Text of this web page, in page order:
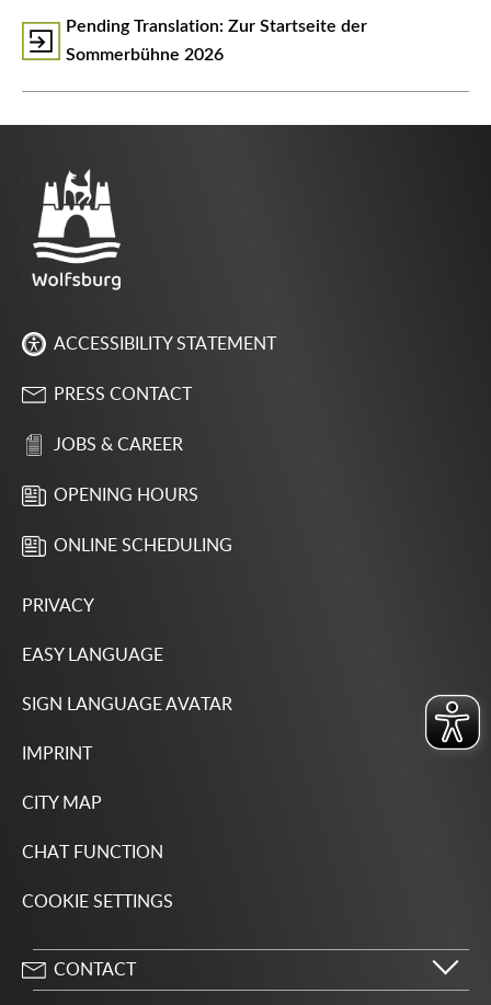
᠎Pending Translation: Zur Startseite der
Sommerbühne 2026
ACCESSIBILITY STATEMENT
PRESS CONTACT
JOBS & CAREER
OPENING HOURS
ONLINE SCHEDULING
PRIVACY
EASY LANGUAGE
SIGN LANGUAGE AVATAR
IMPRINT
CITY MAP
CHAT FUNCTION
COOKIE SETTINGS
CONTACT